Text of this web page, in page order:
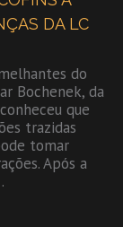
DA LC
do
Bochenek, da
que
trazidas
tomar
Após a